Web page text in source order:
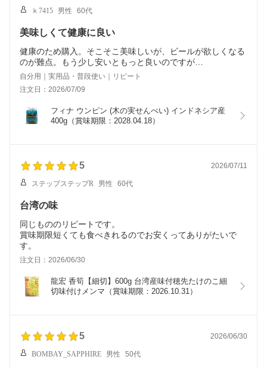
ｋ7415 男性 60代
美味しくて健康に良い
健康のため購入。そこそこ美味しいが、ビールが欲しくなる
のが難点。もう少し安いともっと良いのですが…
自分用｜実用品・普段使い｜リピート
注文日：2026/07/09
フィナ ウンピン (木の実せんべい) インドネシア産
400g（賞味期限：2028.04.18）
5 2026/07/11
ステップステップR 男性 60代
台湾の味
同じもののリピートです。
賞味期限短くても食べきれるのでお安くってありがたいで
す。
注文日：2026/06/30
龍宏 香筍【細切】600g 台湾産味付穂先たけのこ細
切味付けメンマ（賞味期限：2026.10.31）
5 2026/06/30
BOMBAY_SAPPHIRE 男性 50代